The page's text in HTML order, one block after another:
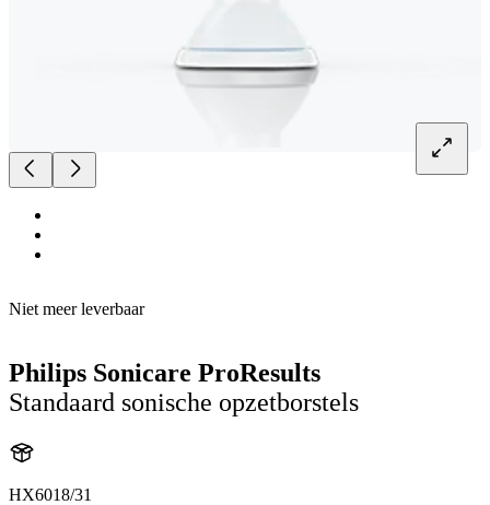
Niet meer leverbaar
Philips Sonicare ProResults
Standaard sonische opzetborstels
HX6018/31